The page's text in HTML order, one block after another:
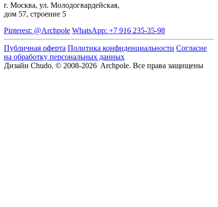
г. Москва, ул. Молодогвардейская,
дом 57, строение 5
Pinterest: @Archpole WhatsApp: +7 916 235-35-98
Публичная оферта Политика конфиденциальности Согласие
на обработку персональных данных
Дизайн Chudo. © 2008-2026 Archpole. Все права защищены